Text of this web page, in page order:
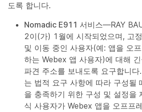
도록 합니다.
Nomadic E911 서비스—RAY
2이(가) 1월에 시작되었으며, 고
및 이동 중인 사용자(예: 앱을 오
하는 Webex 앱 사용자)에 대해
파견 주소를 보내도록 요구합니
는 법적 요구 사항에 따라 구성될
을 충족하기 위한 구성 및 설정을
식 사용자가 Webex 앱을 오프프